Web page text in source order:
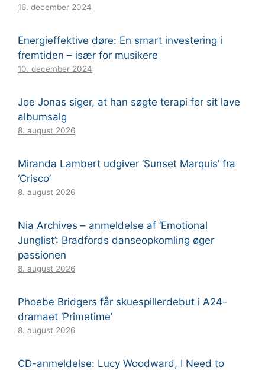
16. december 2024
Energieffektive døre: En smart investering i
fremtiden – især for musikere
10. december 2024
Joe Jonas siger, at han søgte terapi for sit lave
albumsalg
8. august 2026
Miranda Lambert udgiver ‘Sunset Marquis’ fra
‘Crisco’
8. august 2026
Nia Archives – anmeldelse af ‘Emotional
Junglist’: Bradfords danseopkomling øger
passionen
8. august 2026
Phoebe Bridgers får skuespillerdebut i A24-
dramaet ‘Primetime’
8. august 2026
CD-anmeldelse: Lucy Woodward, I Need to